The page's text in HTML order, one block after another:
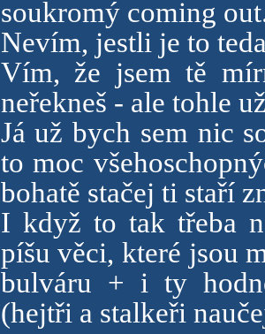
soukromý coming
Nevím, jestli je to
Vím, že jsem tě
neřekneš - ale tohle
Já už bych sem nic
to moc
bohatě stačej ti staří
I když to tak třeba
píšu věci, které jsou
bulváru + i ty
(hejtři a stalkeři